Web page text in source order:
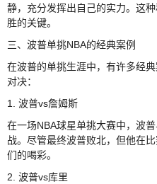
静，充分发挥出自己的实力。这
胜的关键。
三、波普单挑NBA的经典案例
在波普的单挑生涯中，有许多经
对决：
1. 波普vs詹姆斯
在一场NBA球星单挑大赛中，波
战。尽管最终波普败北，但他在
们的喝彩。
2. 波普vs库里